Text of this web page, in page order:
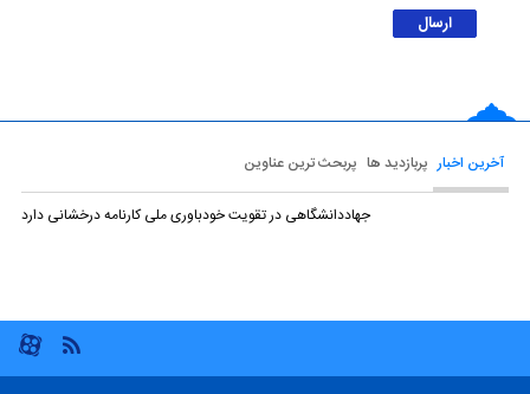
آخرین اخبار پربازدید ها پربحث ترین عناوین
جهاددانشگاهی در تقویت خودباوری ملی کارنامه درخشانی دارد